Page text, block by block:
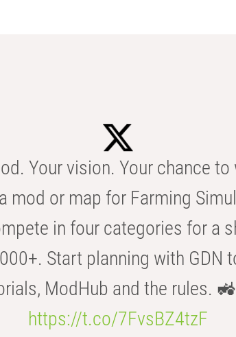
Your vision. Your chance
mod or map for Farming
in four categories for a
Start planning with GDN
ModHub and the rules.
https://t.co/7FvsBZ4tzF